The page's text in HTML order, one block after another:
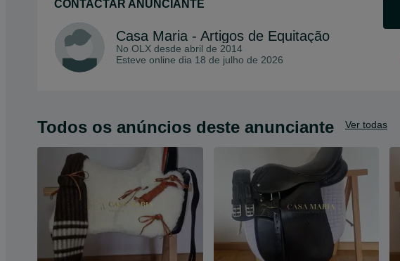
CONTACTAR ANUNCIANTE
Casa Maria - Artigos de Equitação
No OLX desde abril de 2014
Esteve online dia 18 de julho de 2026
Todos os anúncios deste anunciante Ver todas